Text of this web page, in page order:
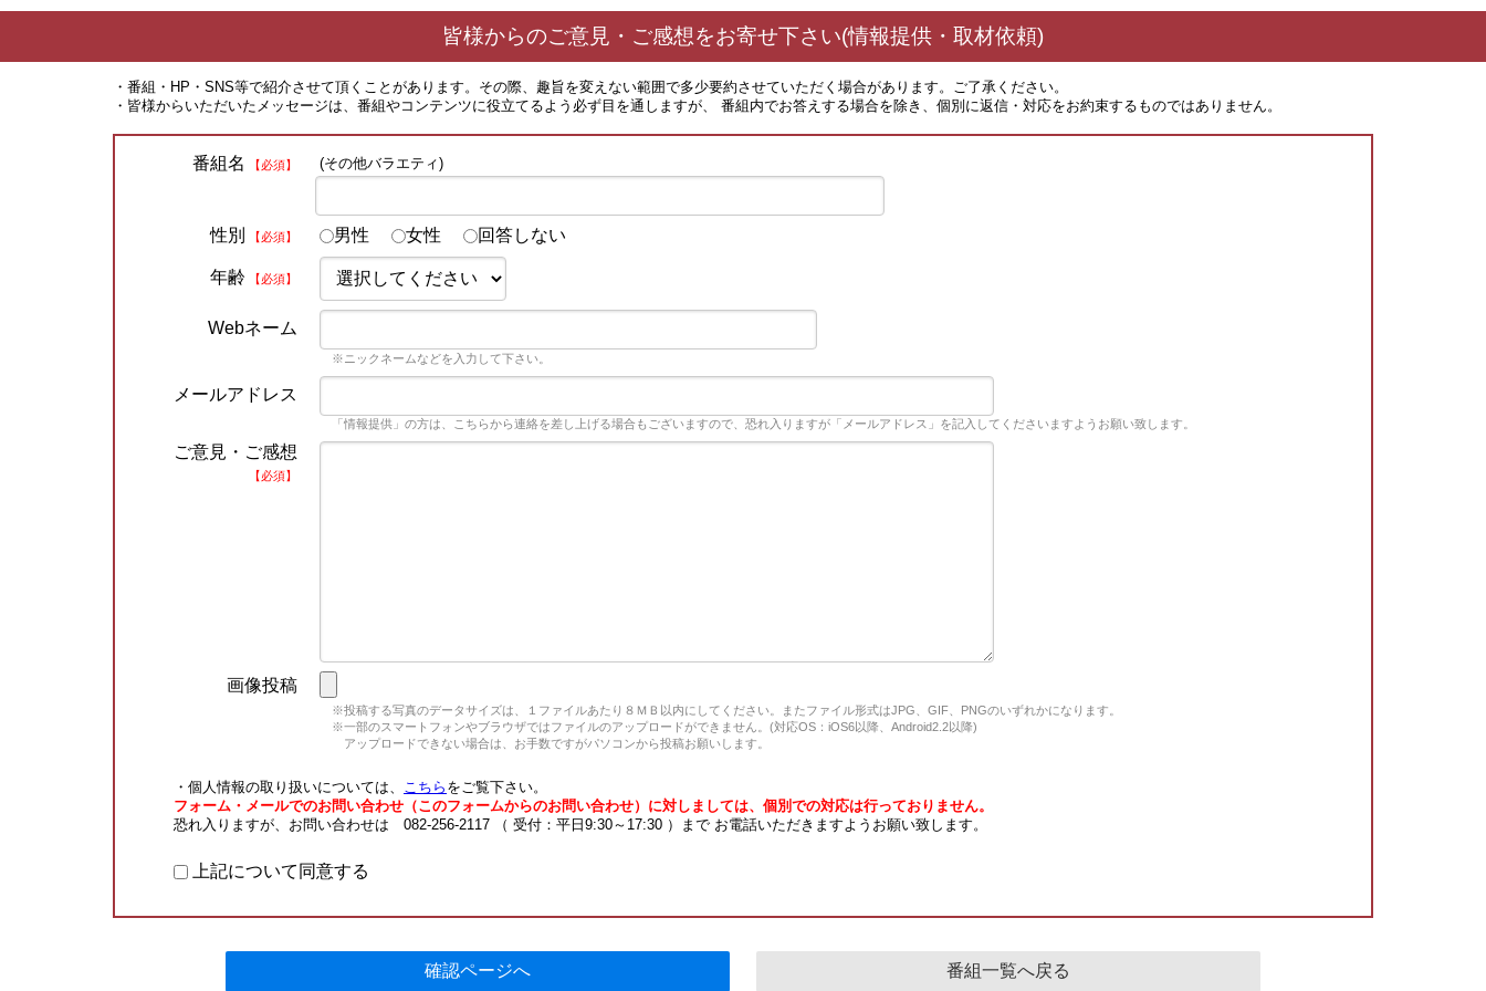
皆様からのご意見・ご感想をお寄せ下さい(情報提供・取材依頼)
・番組・HP・SNS等で紹介させて頂くことがあります。その際、趣旨を変えない範囲で多少要約させていただく場合があります。ご了承ください。
・皆様からいただいたメッセージは、番組やコンテンツに役立てるよう必ず目を通しますが、 番組内でお答えする場合を除き、個別に返信・対応をお約束するものではありません。
番組名 【必須】 (その他バラエティ)
性別 【必須】 男性 女性 回答しない
年齢 【必須】
Webネーム
※ニックネームなどを入力して下さい。
メールアドレス
「情報提供」の方は、こちらから連絡を差し上げる場合もございますので、恐れ入りますが「メールアドレス」を記入してくださいますようお願い致します。
ご意見・ご感想
【必須】
画像投稿
※投稿する写真のデータサイズは、１ファイルあたり８ＭＢ以内にしてください。またファイル形式はJPG、GIF、PNGのいずれかになります。
※一部のスマートフォンやブラウザではファイルのアップロードができません。(対応OS：iOS6以降、Android2.2以降)
アップロードできない場合は、お手数ですがパソコンから投稿お願いします。
・個人情報の取り扱いについては、 こちら をご覧下さい。
フォーム・メールでのお問い合わせ（このフォームからのお問い合わせ）に対しましては、個別での対応は行っておりません。
恐れ入りますが、お問い合わせは 082-256-2117 （ 受付：平日9:30～17:30 ）まで お電話いただきますようお願い致します。
上記について同意する
確認ページへ 番組一覧へ戻る